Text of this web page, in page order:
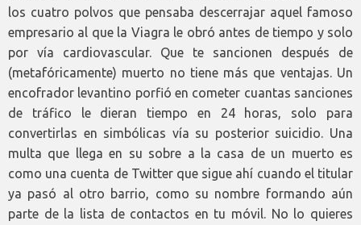
los cuatro polvos que pensaba descerrajar aquel famoso
empresario al que la Viagra le obró antes de tiempo y solo
por vía cardiovascular. Que te sancionen después de
(metafóricamente) muerto no tiene más que ventajas. Un
encofrador levantino porfió en cometer cuantas sanciones
de tráfico le dieran tiempo en 24 horas, solo para
convertirlas en simbólicas vía su posterior suicidio. Una
multa que llega en su sobre a la casa de un muerto es
como una cuenta de Twitter que sigue ahí cuando el titular
ya pasó al otro barrio, como su nombre formando aún
parte de la lista de contactos en tu móvil. No lo quieres